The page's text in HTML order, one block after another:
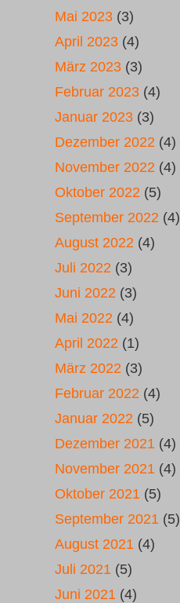
Mai 2023 (3)
April 2023 (4)
März 2023 (3)
Februar 2023 (4)
Januar 2023 (3)
Dezember 2022 (4)
November 2022 (4)
Oktober 2022 (5)
September 2022 (4)
August 2022 (4)
Juli 2022 (3)
Juni 2022 (3)
Mai 2022 (4)
April 2022 (1)
März 2022 (3)
Februar 2022 (4)
Januar 2022 (5)
Dezember 2021 (4)
November 2021 (4)
Oktober 2021 (5)
September 2021 (5)
August 2021 (4)
Juli 2021 (5)
Juni 2021 (4)